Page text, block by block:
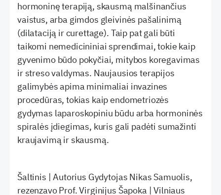
hormoninę terapiją, skausmą malšinančius
vaistus, arba gimdos gleivinės pašalinimą
(dilataciją ir curettage). Taip pat gali būti
taikomi nemedicininiai sprendimai, tokie kaip
gyvenimo būdo pokyčiai, mitybos koregavimas
ir streso valdymas. Naujausios terapijos
galimybės apima minimaliai invazines
procedūras, tokias kaip endometriozės
gydymas laparoskopiniu būdu arba hormoninės
spiralės įdiegimas, kuris gali padėti sumažinti
kraujavimą ir skausmą.
Šaltinis | Autorius Gydytojas Nikas Samuolis,
rezenzavo Prof. Virginijus Šapoka | Vilniaus